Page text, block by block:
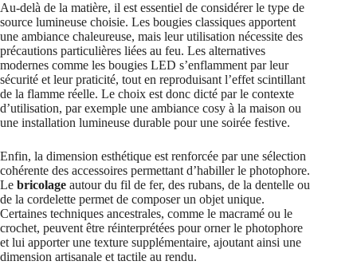
Au-delà de la matière, il est essentiel de considérer le type de
source lumineuse choisie. Les bougies classiques apportent
une ambiance chaleureuse, mais leur utilisation nécessite des
précautions particulières liées au feu. Les alternatives
modernes comme les bougies LED s’enflamment par leur
sécurité et leur praticité, tout en reproduisant l’effet scintillant
de la flamme réelle. Le choix est donc dicté par le contexte
d’utilisation, par exemple une ambiance cosy à la maison ou
une installation lumineuse durable pour une soirée festive.
Enfin, la dimension esthétique est renforcée par une sélection
cohérente des accessoires permettant d’habiller le photophore.
Le bricolage autour du fil de fer, des rubans, de la dentelle ou
de la cordelette permet de composer un objet unique.
Certaines techniques ancestrales, comme le macramé ou le
crochet, peuvent être réinterprétées pour orner le photophore
et lui apporter une texture supplémentaire, ajoutant ainsi une
dimension artisanale et tactile au rendu.